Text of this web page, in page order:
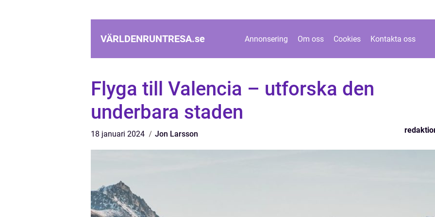
VÄRLDENRUNTRESA.se Annonsering Om oss Cookies Kontakta oss
Flyga till Valencia – utforska den
underbara staden
18 januari 2024 Jon Larsson